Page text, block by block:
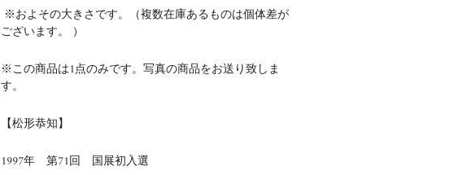
※およその大きさです。（複数在庫あるものは個体差が
ございます。 ）
※この商品は1点のみです。写真の商品をお送り致しま
す。
【松形恭知】
1997年 第71回 国展初入選